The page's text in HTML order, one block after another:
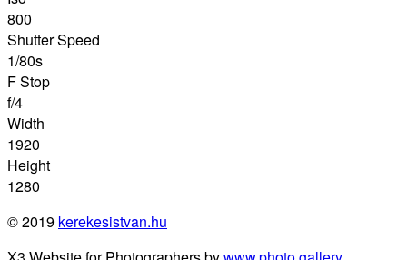
800
Shutter Speed
1/80s
F Stop
f/4
Width
1920
Height
1280
© 2019 kerekesistvan.hu